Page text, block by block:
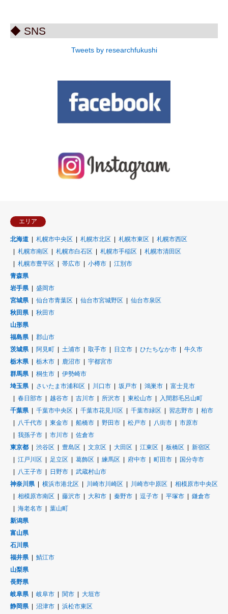
◆ SNS
Tweets by researchfukushi
エリア
北海道 札幌市中央区 札幌市北区 札幌市東区
札幌市西区
札幌市南区
札幌市白石区 札幌市手稲区
札幌市清田区
札幌市豊平区
帯広市 小樽市
江別市
青森県
岩手県
盛岡市
宮城県
仙台市青葉区 仙台市宮城野区
仙台市泉区
秋田県
秋田市
山形県
福島県
郡山市
茨城県
阿見町 土浦市 取手市 日立市 ひたちなか市
牛久市
栃木県
栃木市 鹿沼市
宇都宮市
群馬県
桐生市
伊勢崎市
埼玉県
さいたま市浦和区 川口市 坂戸市 鴻巣市
富士見市
春日部市
越谷市 吉川市 所沢市 東松山市
入間郡毛呂山町
千葉県
千葉市中央区 千葉市花見川区 千葉市緑区 習志野市
柏市
八千代市
東金市 船橋市 野田市 松戸市 八街市
市原市
我孫子市
市川市
佐倉市
東京都
渋谷区 豊島区 文京区 大田区 江東区 板橋区
新宿区
江戸川区
足立区 葛飾区 練馬区 府中市 町田市
国分寺市
八王子市
日野市
武蔵村山市
神奈川県
横浜市港北区 川崎市川崎区 川崎市中原区
相模原市中央区
相模原市南区
藤沢市 大和市 秦野市 逗子市 平塚市
鎌倉市
海老名市
葉山町
新潟県
富山県
石川県
福井県
鯖江市
山梨県
長野県
岐阜県
岐阜市 関市
大垣市
静岡県
沼津市
浜松市東区